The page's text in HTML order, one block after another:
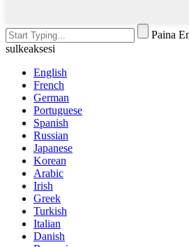
Paina
sulkeaksesi
English
French
German
Portuguese
Spanish
Russian
Japanese
Korean
Arabic
Irish
Greek
Turkish
Italian
Danish